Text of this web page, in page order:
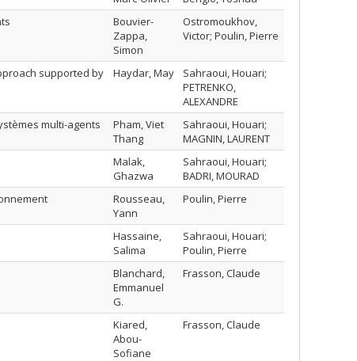
Bouvier-
Zappa,
Simon
Ostromoukhov,
Victor; Poulin, Pierre
supported by
Haydar, May
Sahraoui, Houari;
PETRENKO,
ALEXANDRE
multi-agents
Pham, Viet
Thang
Sahraoui, Houari;
MAGNIN, LAURENT
Malak,
Ghazwa
Sahraoui, Houari;
BADRI, MOURAD
Rousseau,
Yann
Poulin, Pierre
Hassaine,
Salima
Sahraoui, Houari;
Poulin, Pierre
Blanchard,
Emmanuel
G.
Frasson, Claude
Kiared,
Abou-
Sofiane
Frasson, Claude